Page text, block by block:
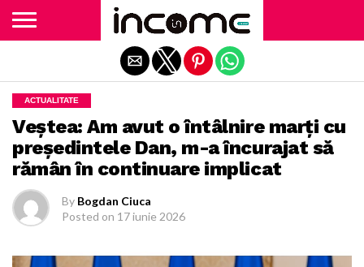
ACTUALITATE
Veștea: Am avut o întâlnire marți cu
președintele Dan, m-a încurajat să
rămân în continuare implicat
By Bogdan Ciuca
Posted on 17 iunie 2026
Exit mobile version